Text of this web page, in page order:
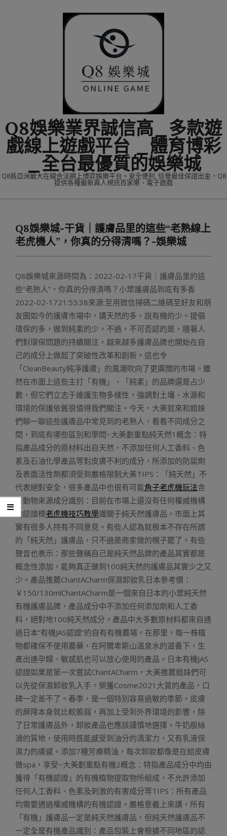
Q8娛樂業界誠信高_多款遊
戲線上遊戲平台 _體育博彩
_全台最優質的娛樂城
Q8爲亞洲最大在線合法網上博弈娛樂平台。安全便利, 信譽最佳保證出金，Q8
提供各種最新真人視訊百家樂、電子遊戲
MenuQ8娛樂城-干貨｜護膚品里的這些“老熟線上
老虎機人”，你真的分得清嗎？-娛樂城
Q8娛樂城來源時間為：2022-02-17干貨｜護膚品里的這
些“老熟人”，你真的分得清嗎？小眾護膚品到底有多香
2022-02-1721:55:38來源:至用微信掃碼二維碼至好友和朋
友圈如今的護膚市場中，講天然的多，說有機的少。提倡
環保的多，做到純素的少。不過，不可否認的是，隨著人
們對環保問題的持續關注，越來越多護膚品牌也開始在自
己的成分上做起了突破性改革和創新。這也令
「CleanBeauty純凈護膚」的風潮吹向了更廣闊的市場。雖
然在市面上這些主打「有機」、「純素」的品牌還是占少
數，但它們立志于維護生物多樣性，強調對土壤、水源和
環境的保護依舊很值得我們關注。今天，大美就來和姐妹
們聊一聊這些護膚品中常見到的老熟人，看看不同成分之
間，到底有哪些區別和學問~大美劃重點純天然1概念：特
指產品成分的原材料出自天然，不添加任何人工香料、色
素及石油化學產品等對皮膚不利的成分，所添加的防腐劑
及表面活性劑都須受到嚴格限制大美TIPS：「純天然」不
代表絕對安全，很多產品中也很有可能角子老虎機玩法含
有動物來源成分識別：目前在市場上還沒有任何權威機構
的認證標老虎機技巧教學識關于純天然護膚品，市面上其
實有很多人持有不同意見。有些人認為就根本不存在所謂
的「純天然」護膚品，只不過是商家做的幌子罷了。有些
聲音也表示：那些聲稱自己是純天然品牌的產品其實都是
概念性添加，能夠真正做到100純天然的護膚品其實少之又
少。產品推薦ChantACharm保濕卸妝乳日本參考價：
￥150/130mlChantACharm是一個來自日本的小眾純天然
有機護膚品牌，產品成分中不添加任何添加劑和人工香
料，絕對地100純天然成分。產品中大多數原材料都來自通
過日本”有機JAS認證“的自有有機農場。在那里，每一株植
物都確保不使用農藥，在阿爾卑斯山溫泉水的滋養下，生
產出連孕婦、敏感肌也可以放心使用的產品。日本有機JAS
認證如果是第一次嘗試ChantACharm，大美推薦姐妹們可
以先從保濕卸妝乳入手。榮獲Cosme2021大賞的產品，口
碑一定差不了。春季，是一個特別容易過敏的季節，皮膚
的屏障本身就比較脆弱，再加上受到外界環境的影響，除
了日常護膚品外，卸妝產品也應該謹慎地選擇。牛奶般絲
滑的質地，使用時既能感受到油分的清潔力，又有乳液保
濕力的膚感。添加7種芳療精油，每次卸妝都像是在給皮膚
做spa，享受~大美劃重點有機2概念：特指產品成分中均由
獲得「有機認證」的有機植物提取物所組成，不允許添加
任何人工香料、色素及刺激的有害成分等TIPS：所有產品
均需要通過權威機構的有機認證。嚴格意義上來講，所有
「有機」護膚品一定是純天然護膚品，但純天然護膚品不
一定全是有機產品識別：產品包裝上會根據不同地區的認